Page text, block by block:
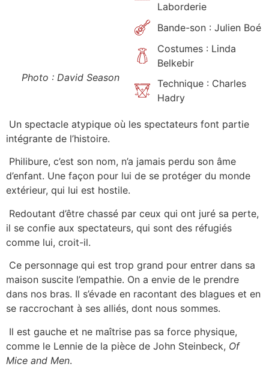
Photo : David Season
Laborderie
Bande-son : Julien Boé
Costumes : Linda
Belkebir
Technique : Charles
Hadry
Un spectacle atypique où les spectateurs font partie
intégrante de l’histoire.
Philibure, c’est son nom, n’a jamais perdu son âme
d’enfant. Une façon pour lui de se protéger du monde
extérieur, qui lui est hostile.
Redoutant d’être chassé par ceux qui ont juré sa perte,
il se confie aux spectateurs, qui sont des réfugiés
comme lui, croit-il.
Ce personnage qui est trop grand pour entrer dans sa
maison suscite l’empathie. On a envie de le prendre
dans nos bras. Il s’évade en racontant des blagues et en
se raccrochant à ses alliés, dont nous sommes.
Il est gauche et ne maîtrise pas sa force physique,
comme le Lennie de la pièce de John Steinbeck, Of
Mice and Men.